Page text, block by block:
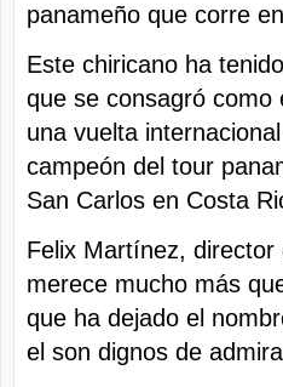
panameño que corre
Este chiricano ha
que se consagró como
una vuelta
campeón del tour
San Carlos en Costa
Felix Martínez, director
merece mucho más
que ha dejado el
el son dignos de